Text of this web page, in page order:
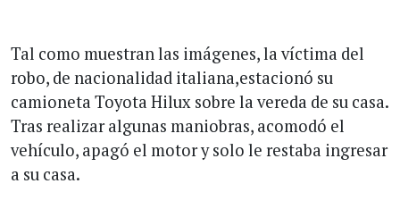
Tal como muestran las imágenes, la víctima del
robo, de nacionalidad italiana,estacionó su
camioneta Toyota Hilux sobre la vereda de su casa.
Tras realizar algunas maniobras, acomodó el
vehículo, apagó el motor y solo le restaba ingresar
a su casa.